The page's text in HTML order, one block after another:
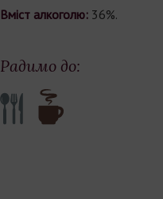
Вміст алкоголю: 36%.
Радимо до: